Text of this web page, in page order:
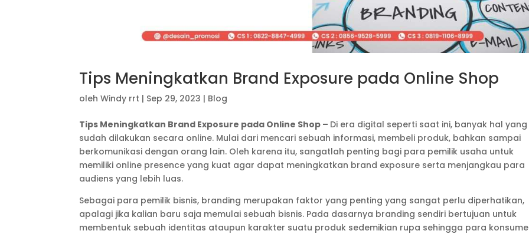
Tips Meningkatkan Brand Exposure pada Online Shop
olehWindy rrt | Sep 29, 2023 | Blog
Tips Meningkatkan Brand Exposure pada Online Shop – Di era digital seperti saat ini, banyak hal yang
sudah dilakukan secara online. Mulai dari mencari sebuah informasi, membeli produk, bahkan sampai
berkomunikasi dengan orang lain. Oleh karena itu, sangatlah penting bagi para pemilik usaha untuk
memiliki online presence yang kuat agar dapat meningkatkan brand exposure serta menjangkau para
audiens yang lebih luas.
Sebagai para pemilik bisnis, branding merupakan faktor yang penting yang sangat perlu diperhatikan,
apalagi jika kalian baru saja memulai sebuah bisnis. Pada dasarnya branding sendiri bertujuan untuk
membentuk sebuah identitas ataupun karakter suatu produk sedemikian rupa sehingga para